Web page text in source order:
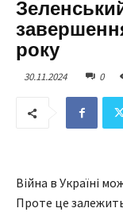
року
30.11.2024 0
Війна в Україні
Проте це залежить